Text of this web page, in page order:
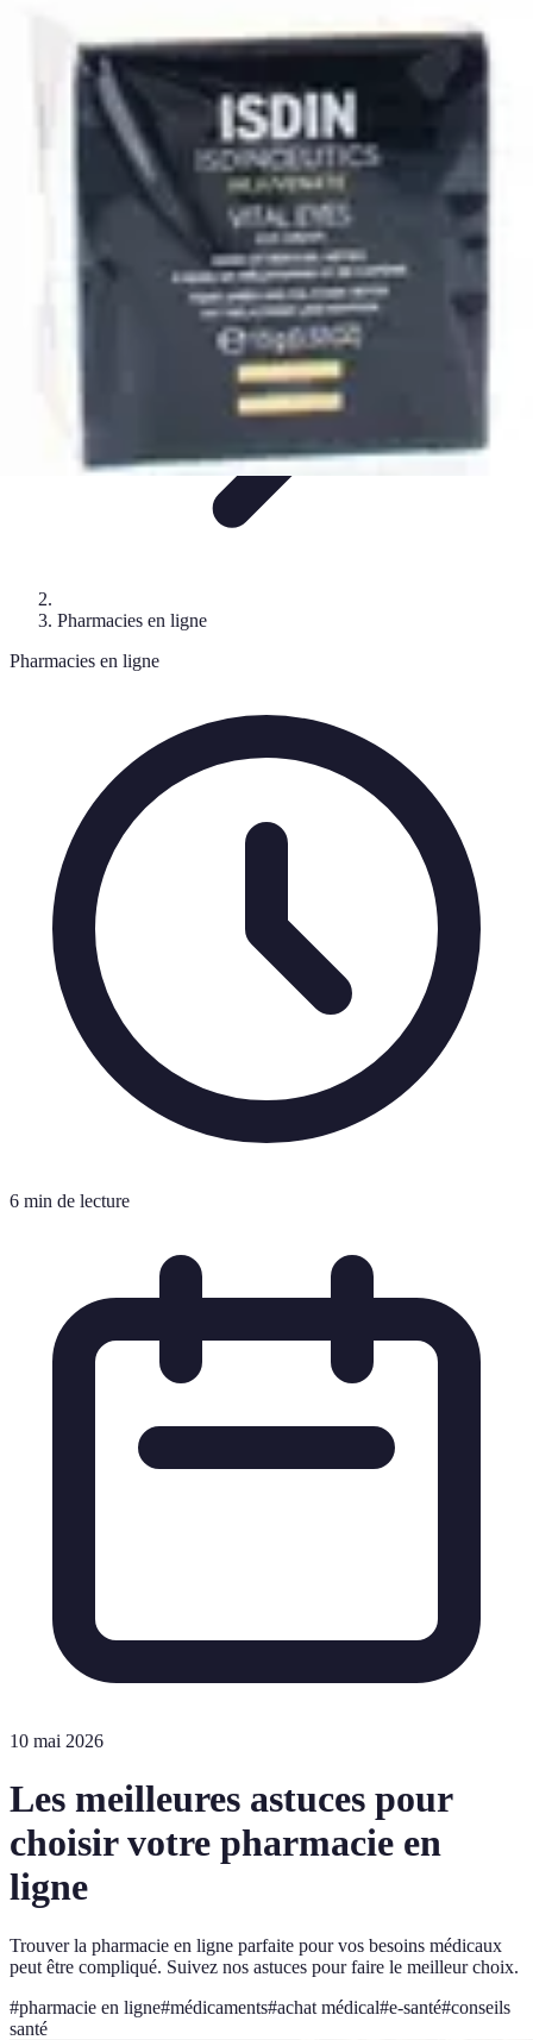
Astuces et ÉconomiesAchats de MédicamentsAchats
MédicauxSécurité en ligneSécurité des achats
Medic Achat
Pharmacies en ligne
Pharmacies en ligne
6 min de lecture
10 mai 2026
Les meilleures astuces pour
choisir votre pharmacie en
ligne
Trouver la pharmacie en ligne parfaite pour vos besoins médicaux
peut être compliqué. Suivez nos astuces pour faire le meilleur choix.
#pharmacie en ligne#médicaments#achat médical#e-santé#conseils
santé